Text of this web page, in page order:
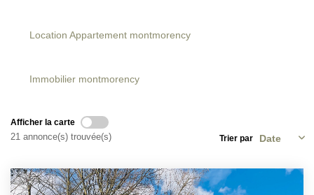
Location Appartement montmorency
Immobilier montmorency
Afficher la carte
21 annonce(s) trouvée(s) Trier par